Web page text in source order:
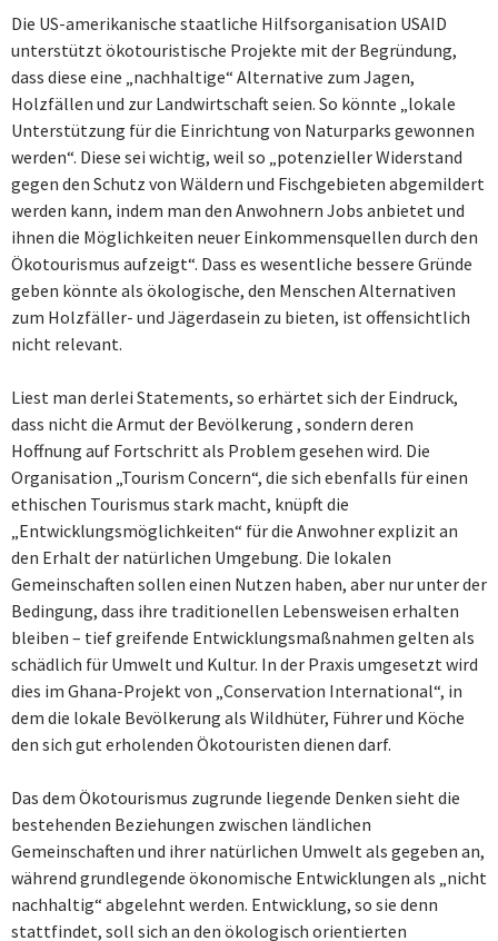
Die US-amerikanische staatliche Hilfsorganisation USAID
unterstützt ökotouristische Projekte mit der Begründung,
dass diese eine „nachhaltige“ Alternative zum Jagen,
Holzfällen und zur Landwirtschaft seien. So könnte „lokale
Unterstützung für die Einrichtung von Naturparks gewonnen
werden“. Diese sei wichtig, weil so „potenzieller Widerstand
gegen den Schutz von Wäldern und Fischgebieten abgemildert
werden kann, indem man den Anwohnern Jobs anbietet und
ihnen die Möglichkeiten neuer Einkommensquellen durch den
Ökotourismus aufzeigt“. Dass es wesentliche bessere Gründe
geben könnte als ökologische, den Menschen Alternativen
zum Holzfäller- und Jägerdasein zu bieten, ist offensichtlich
nicht relevant.
Liest man derlei Statements, so erhärtet sich der Eindruck,
dass nicht die Armut der Bevölkerung , sondern deren
Hoffnung auf Fortschritt als Problem gesehen wird. Die
Organisation „Tourism Concern“, die sich ebenfalls für einen
ethischen Tourismus stark macht, knüpft die
„Entwicklungsmöglichkeiten“ für die Anwohner explizit an
den Erhalt der natürlichen Umgebung. Die lokalen
Gemeinschaften sollen einen Nutzen haben, aber nur unter der
Bedingung, dass ihre traditionellen Lebensweisen erhalten
bleiben – tief greifende Entwicklungsmaßnahmen gelten als
schädlich für Umwelt und Kultur. In der Praxis umgesetzt wird
dies im Ghana-Projekt von „Conservation International“, in
dem die lokale Bevölkerung als Wildhüter, Führer und Köche
den sich gut erholenden Ökotouristen dienen darf.
Das dem Ökotourismus zugrunde liegende Denken sieht die
bestehenden Beziehungen zwischen ländlichen
Gemeinschaften und ihrer natürlichen Umwelt als gegeben an,
während grundlegende ökonomische Entwicklungen als „nicht
nachhaltig“ abgelehnt werden. Entwicklung, so sie denn
stattfindet, soll sich an den ökologisch orientierten